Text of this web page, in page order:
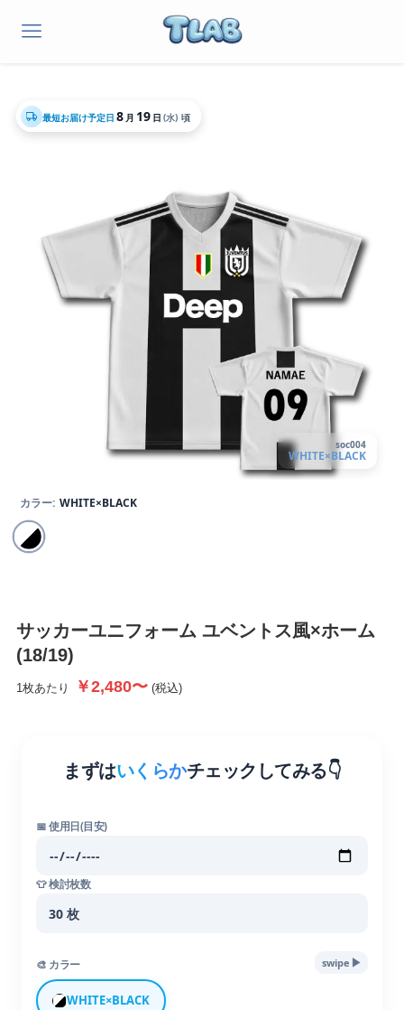
最短お届け予定日 8 月 19 日 (水) 頃
soc004
WHITE×BLACK
カラー: WHITE×BLACK
サッカーユニフォーム ユベントス風×ホーム
(18/19)
1枚あたり ￥2,480〜(税込)
まずはいくらかチェックしてみる👇
📅 使用日(目安)
👕 検討枚数
🎨 カラー swipe ▶︎
WHITE×BLACK